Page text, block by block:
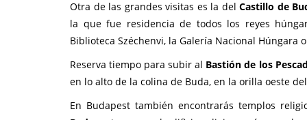
Otra de las grandes visitas es la delCastillo de
la que fue residencia de todos los reyes
Biblioteca Széchenvi, la Galería Nacional Húngara
Reserva tiempo para subir al Bastión de los
en lo alto de la colina de Buda, en la orilla oeste
En Budapest también encontrarás templos